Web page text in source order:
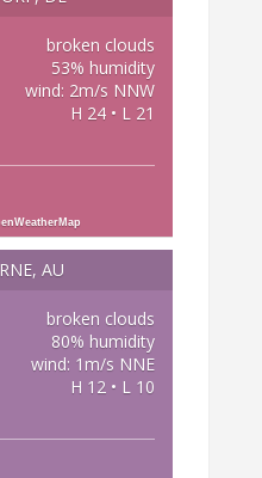
broken clouds
53% humidity
wind: 2m/s NNW
H 24 • L 21
AU
broken clouds
80% humidity
wind: 1m/s NNE
H 12 • L 10